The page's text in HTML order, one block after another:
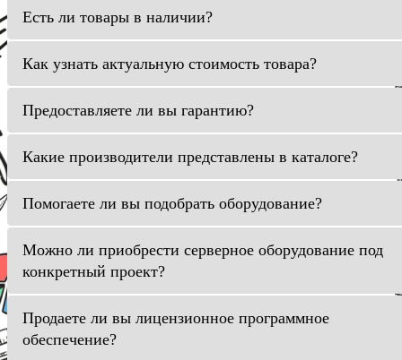
Есть ли товары в наличии?
Как узнать актуальную стоимость товара?
Предоставляете ли вы гарантию?
Какие производители представлены в каталоге?
Помогаете ли вы подобрать оборудование?
Можно ли приобрести серверное оборудование под
конкретный проект?
Продаете ли вы лицензионное программное
обеспечение?